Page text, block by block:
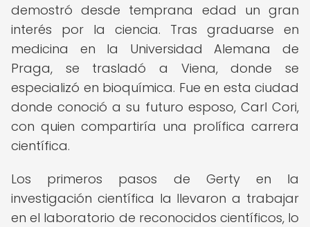
demostró desde temprana edad un gran
interés por la ciencia. Tras graduarse en
medicina en la Universidad Alemana de
Praga, se trasladó a Viena, donde se
especializó en bioquímica. Fue en esta ciudad
donde conoció a su futuro esposo, Carl Cori,
con quien compartiría una prolífica carrera
científica.
Los primeros pasos de Gerty en la
investigación científica la llevaron a trabajar
en el laboratorio de reconocidos científicos, lo